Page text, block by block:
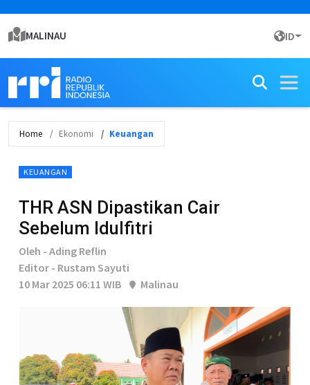
MALINAU ID
Home Ekonomi Keuangan
KEUANGAN
THR ASN Dipastikan Cair
Sebelum Idulfitri
Oleh - Ading Reflin
Editor - Rustam Sayuti
10 Mar 2025 06:11 WIB
Malinau